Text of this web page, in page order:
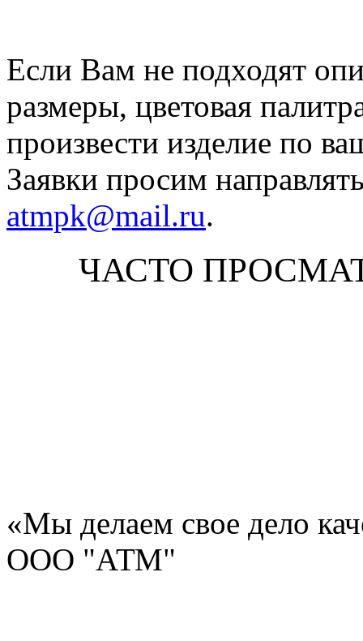
Если Вам не подходят
размеры, цветовая
произвести изделие по
Заявки просим
atmpk@mail.ru.
ЧАСТО
«Мы делаем свое дело
ООО "АТМ"